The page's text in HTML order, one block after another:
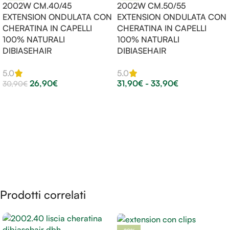
2002W CM.40/45
EXTENSION ONDULATA CON
CHERATINA IN CAPELLI
100% NATURALI
DIBIASEHAIR
5.0
30,90€ 26,90€
2002W CM.50/55
EXTENSION ONDULATA CON
CHERATINA IN CAPELLI
100% NATURALI
DIBIASEHAIR
5.0
31,90€ - 33,90€
Prodotti correlati